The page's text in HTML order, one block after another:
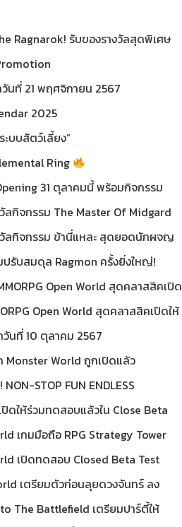
กับ Ragnarok V :
Ragnarok! รับของรางวัลสุดพิเศษ
วันที่ 21 พฤศจิกายน 2567
2025
บบสัตว์เลี้ยง”
Ring
31 ตุลาคมนี้ พร้อมกิจกรรม
ลกิจกรรม The Master Of Midgard
วัลกิจกรรม ข้านี่แหละ สุดยอดนักผจญ
ปรับสมดุล Ragmon ครั้งยิ่งใหญ่!
Open World สุดคลาสสิคเปิด
17 ตุลาคม 2024 ในภูมิภาคตะวันออก
Open World สุดคลาสสิคเปิดให้
วันที่ 10 ตุลาคม 2567
Monster World ถูกเปิดแล้ว
ให้บริการอย่างเป็นทางการ!!
NON-STOP FUN ENDLESS
ดให้ร่วมทดสอบแล้วใน Close Beta
เกมมือถือ RPG Strategy Tower
Online ต่างรอคอย เปิดให้เข้า
2 แล้ววันนี้!
เปิดทดสอบ Closed Beta Test
เตรียมตัวก่อนลุยดวงจันทร์ ลง
The Battlefield เตรียมปาร์ตี้ให้